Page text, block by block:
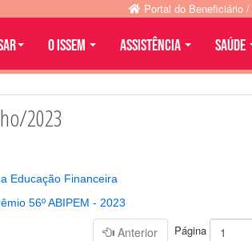
2023
Educação Financeira
56º ABIPEM - 2023
Anterior Página
Portal do Beneficiário
O ISSEM ASSISTÊNCIA SAÚDE